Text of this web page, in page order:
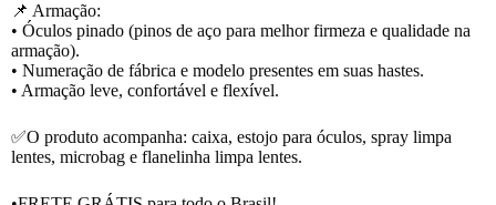
📌 Armação:
• Óculos pinado (pinos de aço para melhor firmeza e qualidade na
armação).
• Numeração de fábrica e modelo presentes em suas hastes.
• Armação leve, confortável e flexível.
✅O produto acompanha: caixa, estojo para óculos, spray limpa
lentes, microbag e flanelinha limpa lentes.